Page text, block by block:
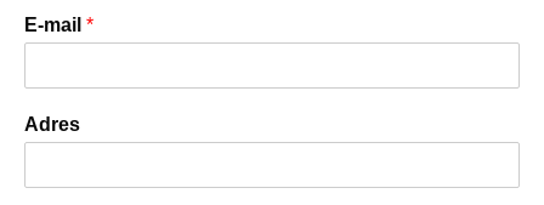
E-mail *
Adres